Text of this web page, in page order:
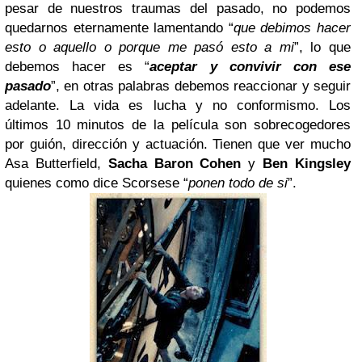
pesar de nuestros traumas del pasado, no podemos
quedarnos eternamente lamentando “que debimos hacer
esto o aquello o porque me pasó esto a mi”, lo que
debemos hacer es “aceptar y convivir con ese
pasado”, en otras palabras debemos reaccionar y seguir
adelante. La vida es lucha y no conformismo. Los
últimos 10 minutos de la película son sobrecogedores
por guión, dirección y actuación. Tienen que ver mucho
Asa Butterfield, Sacha Baron Cohen y Ben Kingsley
quienes como dice Scorsese “ponen todo de si”.